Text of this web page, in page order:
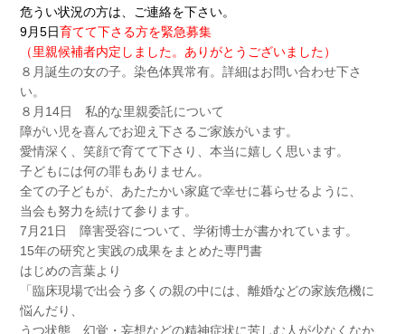
危うい状況の方は、ご連絡を下さい。
9月5日育てて下さる方を緊急募集
（里親候補者内定しました。ありがとうございました）
８月誕生の女の子。染色体異常有。詳細はお問い合わせ下さ
い。
８月14日 私的な里親委託について
障がい児を喜んでお迎え下さるご家族がいます。
愛情深く、笑顔で育てて下さり、本当に嬉しく思います。
子どもには何の罪もありません。
全ての子どもが、あたたかい家庭で幸せに暮らせるように、
当会も努力を続けて参ります。
7月21日 障害受容について、学術博士が書かれています。
15年の研究と実践の成果をまとめた専門書
はじめの言葉より
「臨床現場で出会う多くの親の中には、離婚などの家族危機に
悩んだり、
うつ状態、幻覚・妄想などの精神症状に苦しむ人が少なくなか